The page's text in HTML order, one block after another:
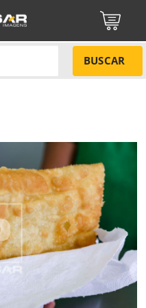
BUSCAR
Esqueci a senha